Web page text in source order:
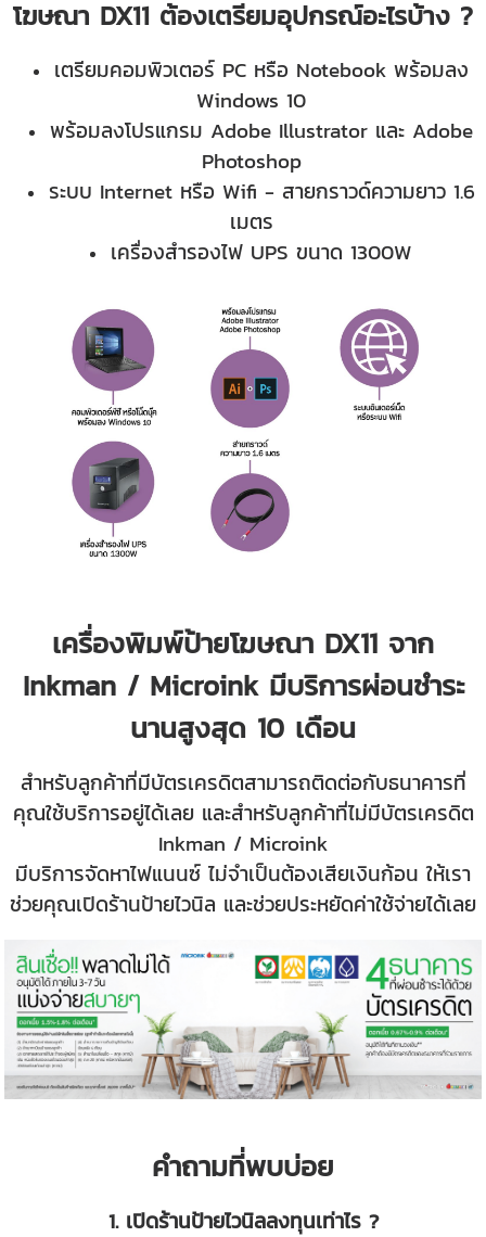
โฆษณา DX11 ต้องเตรียมอุปกรณ์อะไรบ้าง ?
เตรียมคอมพิวเตอร์ PC หรือ Notebook พร้อมลง
Windows 10
พร้อมลงโปรแกรม Adobe Illustrator และ Adobe
Photoshop
ระบบ Internet หรือ Wifi - สายกราวด์ความยาว 1.6
เมตร
เครื่องสำรองไฟ UPS ขนาด 1300W
เครื่องพิมพ์ป้ายโฆษณา DX11 จาก
Inkman / Microink มีบริการผ่อนชำระ
นานสูงสุด 10 เดือน
สำหรับลูกค้าที่มีบัตรเครดิตสามารถติดต่อกับธนาคารที่
คุณใช้บริการอยู่ได้เลย และสำหรับลูกค้าที่ไม่มีบัตรเครดิต
Inkman / Microink
มีบริการจัดหาไฟแนนซ์ ไม่จำเป็นต้องเสียเงินก้อน ให้เรา
ช่วยคุณเปิดร้านป้ายไวนิล และช่วยประหยัดค่าใช้จ่ายได้เลย
คำถามที่พบบ่อย
1. เปิดร้านป้ายไวนิลลงทุนเท่าไร ?